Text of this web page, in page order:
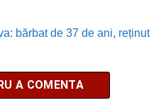
bărbat de 37 de ani, reținut
A COMENTA